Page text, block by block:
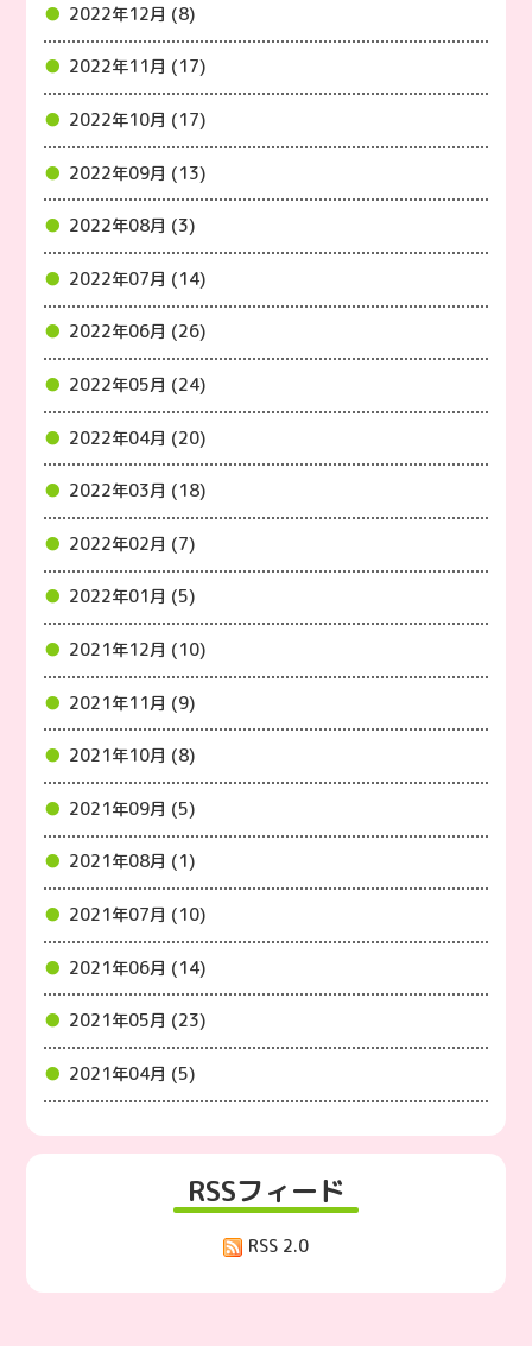
2022年12月 (8)
2022年11月 (17)
2022年10月 (17)
2022年09月 (13)
2022年08月 (3)
2022年07月 (14)
2022年06月 (26)
2022年05月 (24)
2022年04月 (20)
2022年03月 (18)
2022年02月 (7)
2022年01月 (5)
2021年12月 (10)
2021年11月 (9)
2021年10月 (8)
2021年09月 (5)
2021年08月 (1)
2021年07月 (10)
2021年06月 (14)
2021年05月 (23)
2021年04月 (5)
RSSフィード
RSS 2.0